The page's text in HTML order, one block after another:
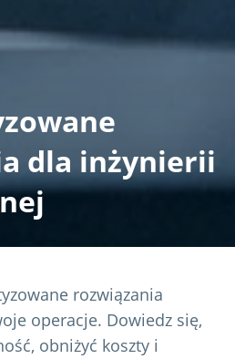
dla inżynierii
rozwiązania
operacje. Dowiedz się,
obniżyć koszty i